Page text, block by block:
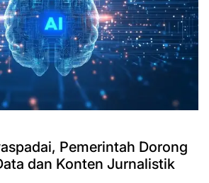
Pemerintah Dorong
dan Konten Jurnalistik